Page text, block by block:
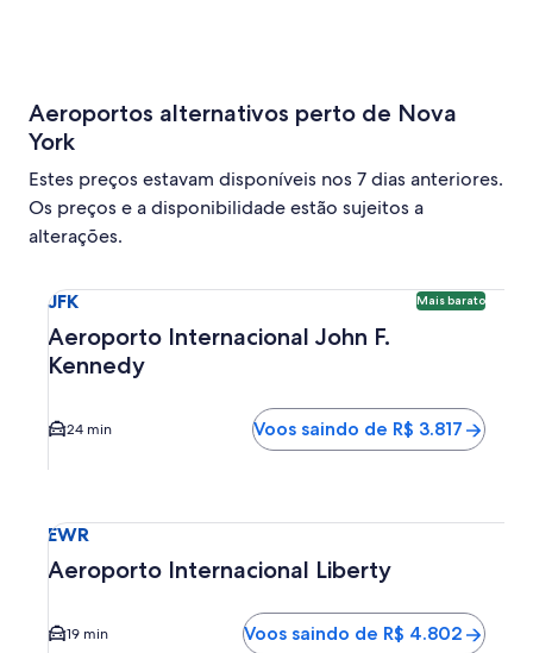
Aeroportos alternativos perto de Nova
York
Estes preços estavam disponíveis nos 7 dias anteriores.
Os preços e a disponibilidade estão sujeitos a
alterações.
JFK Mais barato
Aeroporto Internacional John F.
Kennedy
24 min Voos saindo de R$ 3.817
EWR
Aeroporto Internacional Liberty
19 min Voos saindo de R$ 4.802